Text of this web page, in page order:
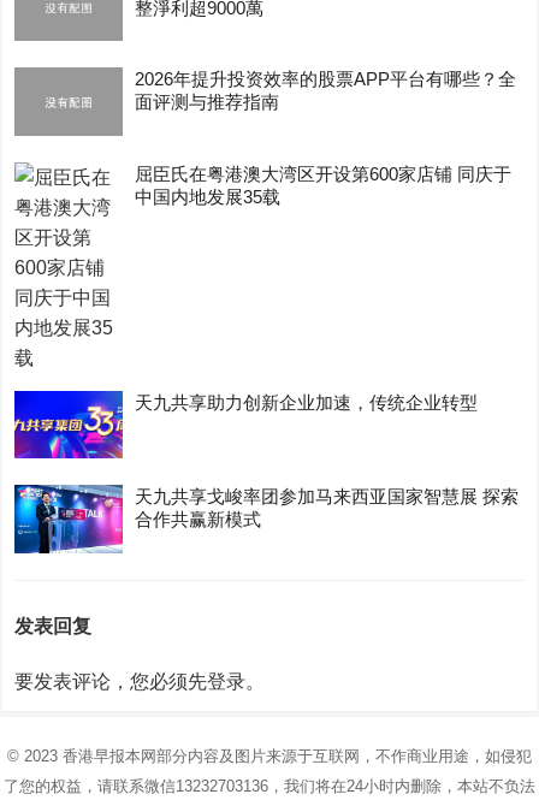
整淨利超9000萬
2026年提升投资效率的股票APP平台有哪些？全
面评测与推荐指南
屈臣氏在粤港澳大湾区开设第600家店铺 同庆于
中国内地发展35载
天九共享助力创新企业加速，传统企业转型
天九共享戈峻率团参加马来西亚国家智慧展 探索
合作共赢新模式
发表回复
要发表评论，您必须先登录。
© 2023 香港早报本网部分内容及图片来源于互联网，不作商业用途，如侵犯
了您的权益，请联系微信13232703136，我们将在24小时内删除，本站不负法